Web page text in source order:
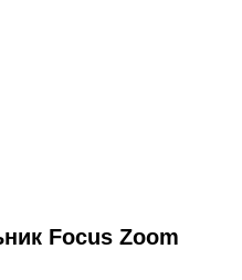
Focus Zoom